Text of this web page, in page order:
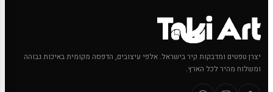
יצרן טפטים ומדבקות קיר בישראל. אלפי עיצובים, הדפסה מקומית באיכות גבוהה
ומשלוח מהיר לכל הארץ.